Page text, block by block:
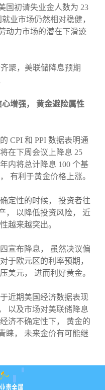
国初请失业金人数为 23
业市场仍然相对稳健，
动力市场的潜在下滑迹
增强， 黄金避险属性
CPI 和 PPI 数据表明通
在下周会议上降息 25
内将总计降息 100 个基
有利于黄金价格上涨。
定性的时候， 投资者往
， 以降低投资风险， 近
越来越突出。
宣布降息， 虽然决议偏
于欧元区的利率预期，
美元， 进而利好黄金。
近期美国经济数据表现
以及市场对美联储降息
济不确定性下， 黄金的
睐， 未来金价有可能继